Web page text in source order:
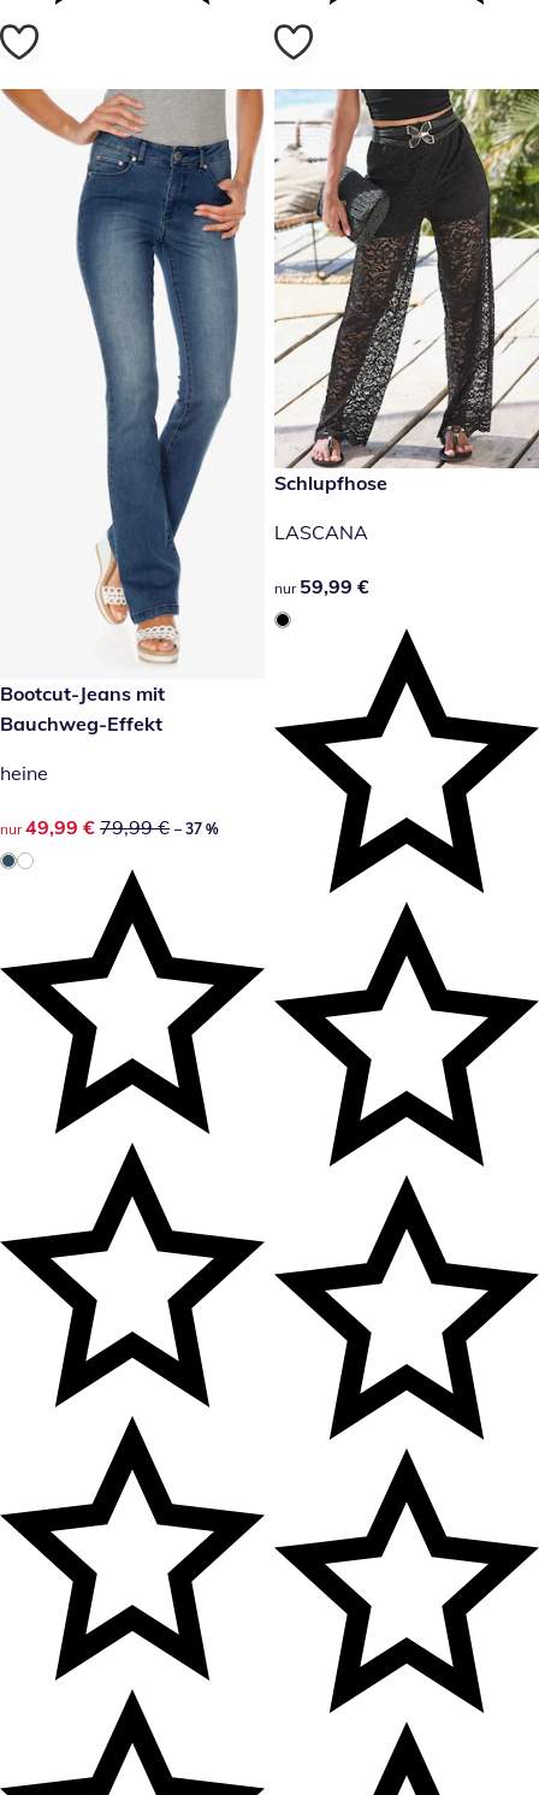
reduzierter Preis 49,99 €, vorheriger Preis: 79,99 €
-37 %
Bootcut-Jeans mit
Bauchweg-Effekt
heine
reduzierter Preis 49,99 €, vorheriger Preis: 79,99 €
nur 49,99 € 79,99 € – 37 %
59,99 €
Schlupfhose
LASCANA
59,99 €
nur 59,99 €